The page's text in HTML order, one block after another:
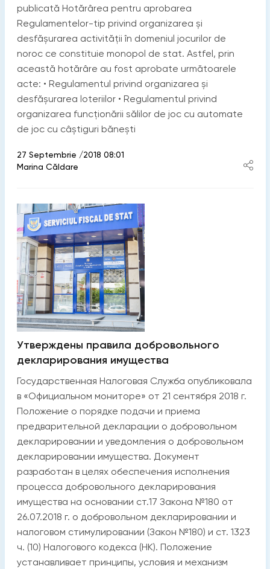
publicată Hotărârea pentru aprobarea
Regulamentelor-tip privind organizarea şi
desfăşurarea activităţii în domeniul jocurilor de
noroc ce constituie monopol de stat. Astfel, prin
această hotărâre au fost aprobate următoarele
acte: • Regulamentul privind organizarea și
desfășurarea loteriilor • Regulamentul privind
organizarea funcționării sălilor de joc cu automate
de joc cu câștiguri bănești
27 Septembrie /2018 08:01
Marina Căldare
Утверждены правила добровольного
декларирования имущества
Государственная Налоговая Служба опубликовала
в «Официальном мониторе» от 21 сентября 2018 г.
Положение о порядке подачи и приема
предварительной декларации о добровольном
декларировании и уведомления о добровольном
декларировании имущества. Документ
разработан в целях обеспечения исполнения
процесса добровольного декларирования
имущества на основании ст.17 Закона №180 от
26.07.2018 г. о добровольном декларировании и
налоговом стимулировании (Закон №180) и ст. 1323
ч. (10) Налогового кодекса (НК). Положение
устанавливает принципы, условия и механизм